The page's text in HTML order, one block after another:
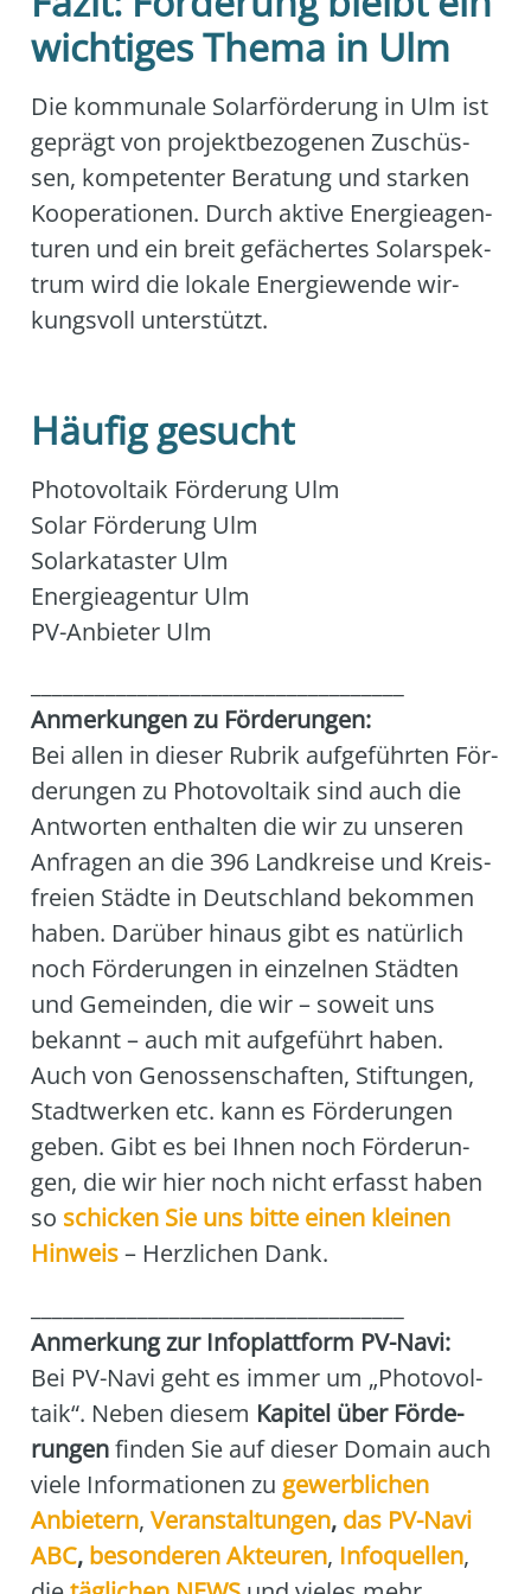
wichtiges Thema in Ulm
Die kom­mu­na­le Solar­för­de­rung in Ulm ist
geprägt von pro­jekt­be­zo­ge­nen Zuschüs­
sen, kom­pe­ten­ter Bera­tung und star­ken
Koope­ra­tio­nen. Durch akti­ve Ener­gie­agen­
tu­ren und ein breit gefä­cher­tes Solar­spek­
trum wird die loka­le Ener­gie­wen­de wir­
kungs­voll unter­stützt.
Häufig gesucht
Pho­to­vol­ta­ik För­de­rung Ulm
Solar För­de­rung Ulm
Solar­ka­tas­ter Ulm
Ener­gie­agen­tur Ulm
PV-Anbie­ter Ulm
Anmer­kun­gen zu För­de­run­gen:
Bei allen in die­ser Rubrik auf­ge­führ­ten För­
de­run­gen zu Pho­to­vol­ta­ik sind auch die
Ant­wor­ten ent­hal­ten die wir zu unse­ren
Anfra­gen an die 396 Land­krei­se und Kreis­
frei­en Städ­te in Deutsch­land bekom­men
haben. Dar­über hin­aus gibt es natür­lich
noch För­de­run­gen in ein­zel­nen Städ­ten
und Gemein­den, die wir – soweit uns
bekannt – auch mit auf­ge­führt haben.
Auch von Genos­sen­schaf­ten, Stif­tun­gen,
Stadt­wer­ken etc. kann es För­de­run­gen
geben. Gibt es bei Ihnen noch För­de­run­
gen, die wir hier noch nicht erfasst haben
so schi­cken Sie uns bit­te einen klei­nen
Hin­weis– Herz­li­chen Dank.
Anmer­kung zur Info­platt­form PV-Navi:
Bei PV-Navi geht es immer um „Pho­to­vol­
ta­ik“. Neben die­sem Kapi­tel über För­de­
run­genfin­den Sie auf die­ser Domain auch
vie­le Infor­ma­tio­nen zu gewerb­li­chen
Anbie­tern, Ver­an­stal­tun­gen, das PV-Navi
ABC, beson­de­ren Akteu­ren, Info­quel­len,